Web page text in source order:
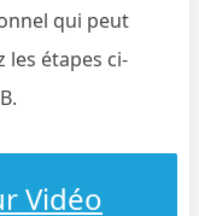
qui peut
les étapes ci-
Vidéo